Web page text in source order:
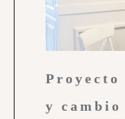
Proyecto
y